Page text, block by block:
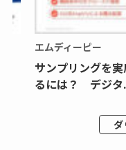
エムディーピー
サンプリングを
るには？ デジタ